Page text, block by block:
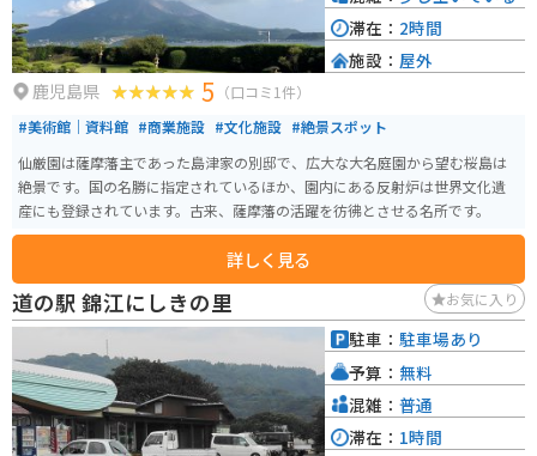
鹿児島県 5 （口コミ1件）
#美術館｜資料館 #商業施設 #文化施設 #絶景スポット
仙厳園は薩摩藩主であった島津家の別邸で、広大な大名庭園から望む桜島は
絶景です。国の名勝に指定されているほか、園内にある反射炉は世界文化遺
産にも登録されています。古来、薩摩藩の活躍を彷彿とさせる名所です。
詳しく見る
滞在： 2時間
施設： 屋外
道の駅 錦江にしきの里 お気に入り
駐車： 駐車場あり
予算： 無料
混雑： 普通
滞在： 1時間